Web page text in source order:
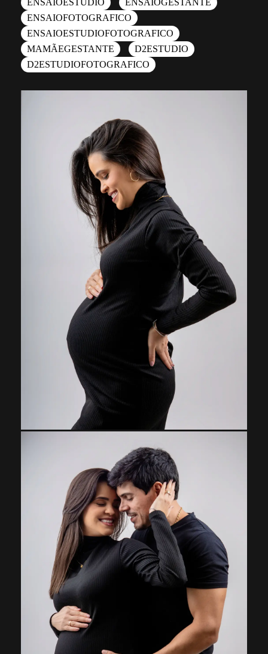
ENSAIOESTUDIO
ENSAIOGESTANTE
ENSAIOFOTOGRAFICO
ENSAIOESTUDIOFOTOGRAFICO
MAMÃEGESTANTE
D2ESTUDIO
D2ESTUDIOFOTOGRAFICO